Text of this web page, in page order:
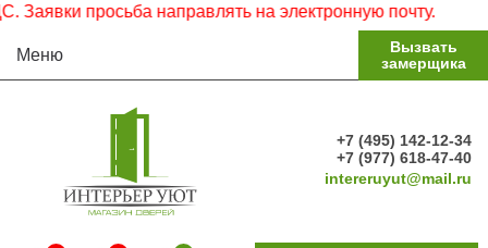
просьба направлять на электронную почту.
Меню
Вызвать
замерщика
+7 (495) 142-12-34
+7 (977) 618-47-40
intereruyut@mail.ru